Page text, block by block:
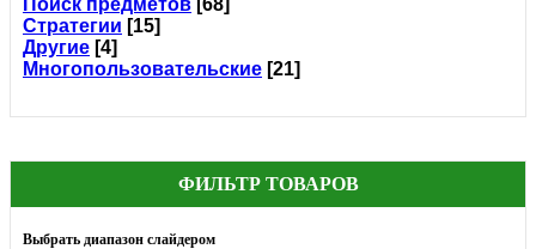
Поиск предметов [68]
Стратегии [15]
Другие [4]
Многопользовательские [21]
ФИЛЬТР ТОВАРОВ
Выбрать диапазон слайдером